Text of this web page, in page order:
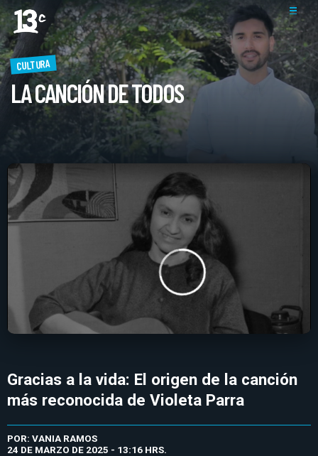
CULTURA
LA CANCIÓN DE TODOS
Gracias a la vida: El origen de la canción
más reconocida de Violeta Parra
POR: VANIA RAMOS
24 DE MARZO DE 2025 - 13:16 HRS.